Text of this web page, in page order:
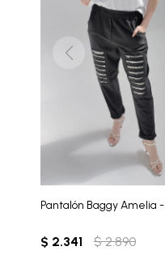
Pantalón Baggy Amelia
$ 2.341 $ 2.890